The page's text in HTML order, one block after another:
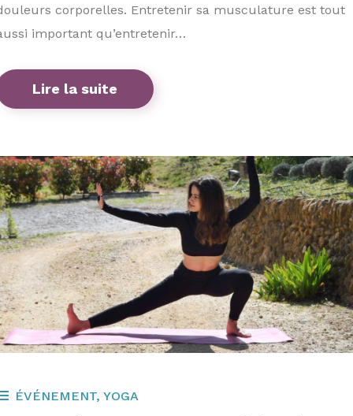
corporelles. Entretenir sa musculature est tout
important qu’entretenir…
Lire la suite
ÉVÉNEMENT, YOGA